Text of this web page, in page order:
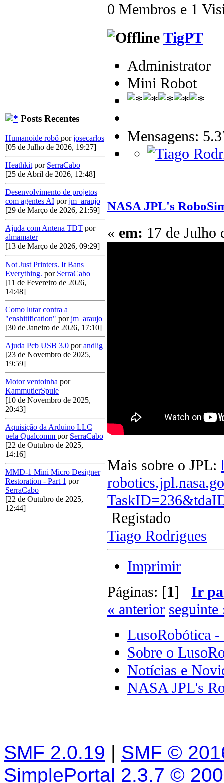
Posts Recentes
Humanoide robô porjosecarlos
[05 de Julho de 2026, 19:27]
Heathkit por SerraCabo
[25 de Abril de 2026, 12:48]
Desenvolvimento de projetos
com agentes AI porjm_araujo
[29 de Março de 2026, 21:59]
Ajuda com Antena TDT por
almamater
[13 de Março de 2026, 09:29]
Not Just Printers. It Bans
Everything. por SerraCabo
[11 de Fevereiro de 2026,
14:48]
Como lutar contra a
"enshitification" porjm_araujo
[30 de Janeiro de 2026, 17:10]
Ajuda Pcb USB 3.0 porandlig
[23 de Novembro de 2025,
19:59]
Motor ventoinha por
KammutierSpule
[10 de Novembro de 2025,
20:43]
Aquisição da Arduino LLC
pela Qualcomm por SerraCabo
[22 de Outubro de 2025,
14:16]
MMD-1 Mini Micro Designer
Restoration - Part 1 por
SerraCabo
[22 de Outubro de 2025,
12:44]
0 Membros e 1
TigPT
Administrator
Mini Robot
Mensagens:
NASA JPL's
« em: 17 de Julho
Mais sobre o JPL:
Registado
Tiago Rodrigues
Imprimir
Páginas: [1] Ir
« anterior seguinte
LusoRobótica -
Sobre o
Notícias e
NASA JPL's
SMF 2.0.19 | SMF ©
SimplePortal 2.3.7 ©